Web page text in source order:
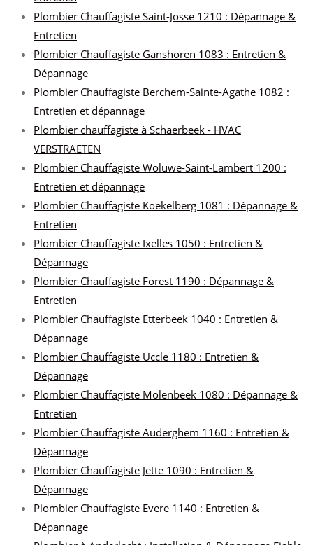
Plombier Chauffagiste Saint-Josse 1210 : Dépannage &
Entretien
Plombier Chauffagiste Ganshoren 1083 : Entretien &
Dépannage
Plombier Chauffagiste Berchem-Sainte-Agathe 1082 :
Entretien et dépannage
Plombier chauffagiste à Schaerbeek - HVAC
VERSTRAETEN
Plombier Chauffagiste Woluwe-Saint-Lambert 1200 :
Entretien et dépannage
Plombier Chauffagiste Koekelberg 1081 : Dépannage &
Entretien
Plombier Chauffagiste Ixelles 1050 : Entretien &
Dépannage
Plombier Chauffagiste Forest 1190 : Dépannage &
Entretien
Plombier Chauffagiste Etterbeek 1040 : Entretien &
Dépannage
Plombier Chauffagiste Uccle 1180 : Entretien &
Dépannage
Plombier Chauffagiste Molenbeek 1080 : Dépannage &
Entretien
Plombier Chauffagiste Auderghem 1160 : Entretien &
Dépannage
Plombier Chauffagiste Jette 1090 : Entretien &
Dépannage
Plombier Chauffagiste Evere 1140 : Entretien &
Dépannage